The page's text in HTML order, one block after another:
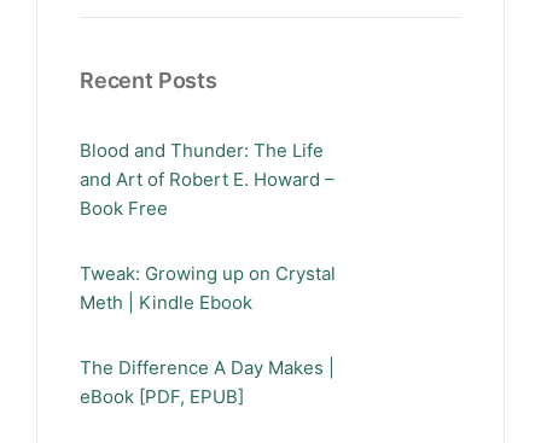
Recent Posts
Blood and Thunder: The Life
and Art of Robert E. Howard –
Book Free
Tweak: Growing up on Crystal
Meth | Kindle Ebook
The Difference A Day Makes |
eBook [PDF, EPUB]